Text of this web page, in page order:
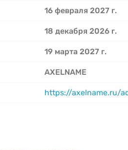
16 февраля 2027 г.
18 декабря 2026 г.
19 марта 2027 г.
AXELNAME
https://axelname.ru/